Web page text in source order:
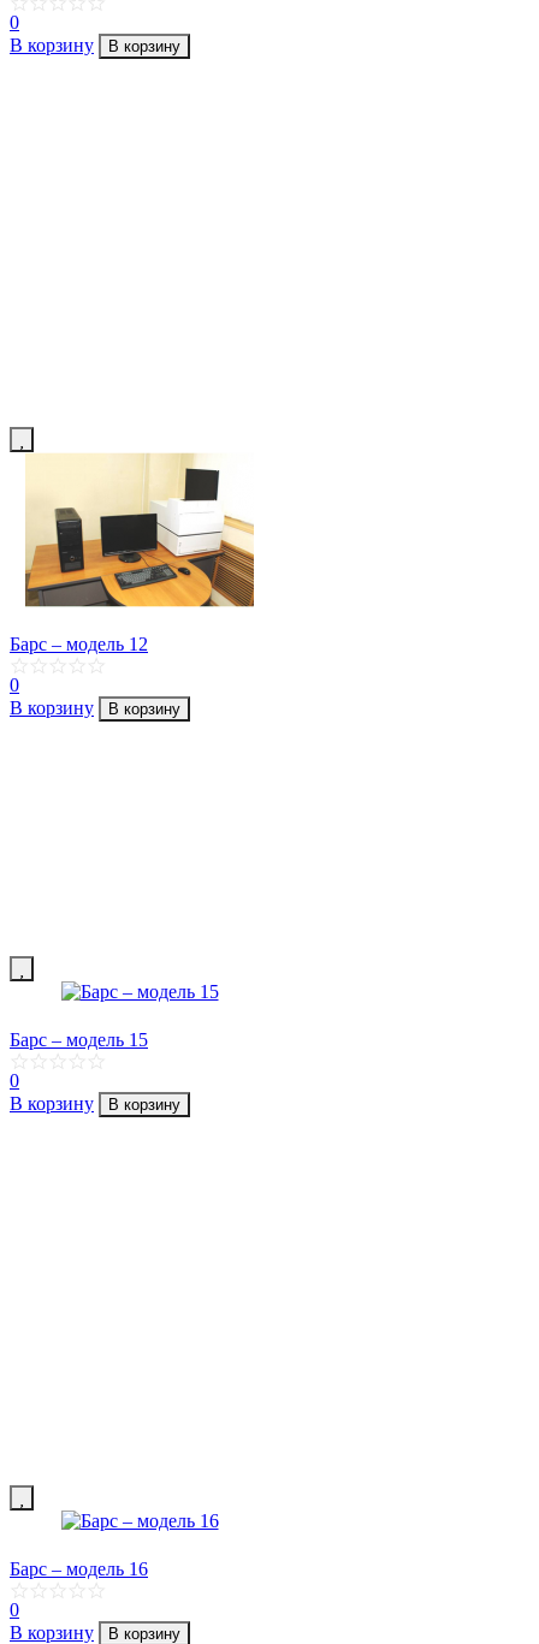
0
В корзину
В корзину
Барс – модель 12
0
В корзину
В корзину
Барс – модель 15
0
В корзину
В корзину
Барс – модель 16
0
В корзину
В корзину